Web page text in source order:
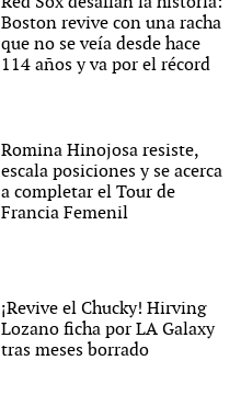
Boston revive con una racha
que no se veía desde hace
114 años y va por el récord
Romina Hinojosa resiste,
escala posiciones y se acerca
a completar el Tour de
Francia Femenil
¡Revive el Chucky! Hirving
Lozano ficha por LA Galaxy
tras meses borrado